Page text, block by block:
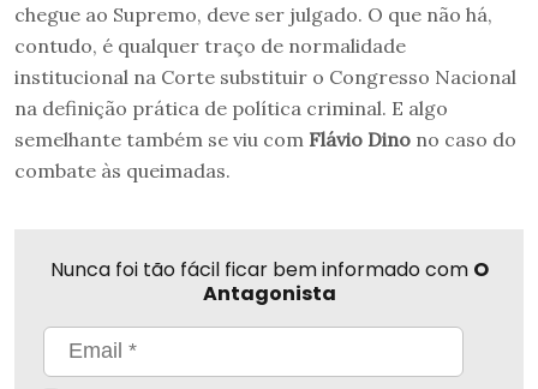
chegue ao Supremo, deve ser julgado. O que não há,
contudo, é qualquer traço de normalidade
institucional na Corte substituir o Congresso Nacional
na definição prática de política criminal. E algo
semelhante também se viu com Flávio Dino no caso do
combate às queimadas.
Nunca foi tão fácil ficar bem informado com O
Antagonista